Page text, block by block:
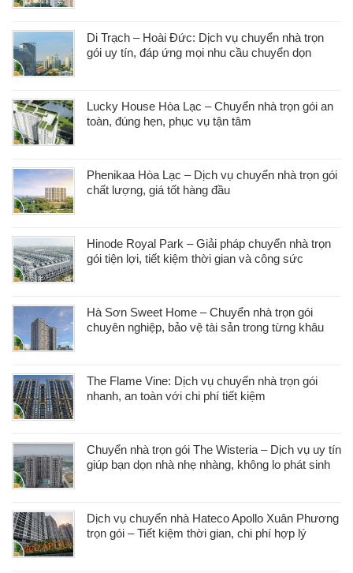
Di Trạch – Hoài Đức: Dịch vụ chuyển nhà trọn
gói uy tín, đáp ứng mọi nhu cầu chuyển dọn
Lucky House Hòa Lạc – Chuyển nhà trọn gói an
toàn, đúng hẹn, phục vụ tận tâm
Phenikaa Hòa Lạc – Dịch vụ chuyển nhà trọn gói
chất lượng, giá tốt hàng đầu
Hinode Royal Park – Giải pháp chuyển nhà trọn
gói tiện lợi, tiết kiệm thời gian và công sức
Hà Sơn Sweet Home – Chuyển nhà trọn gói
chuyên nghiệp, bảo vệ tài sản trong từng khâu
The Flame Vine: Dịch vụ chuyển nhà trọn gói
nhanh, an toàn với chi phí tiết kiệm
Chuyển nhà trọn gói The Wisteria – Dịch vụ uy tín
giúp bạn dọn nhà nhẹ nhàng, không lo phát sinh
Dịch vụ chuyển nhà Hateco Apollo Xuân Phương
trọn gói – Tiết kiệm thời gian, chi phí hợp lý